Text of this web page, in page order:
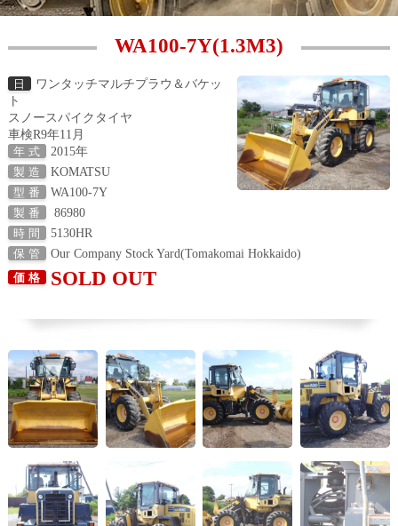
WA100-7Y(1.3M3)
日
ワンタッチマルチプラウ＆バケッ
ト
スノースパイクタイヤ
車検R9年11月
年 式 2015年
製 造 KOMATSU
型 番 WA100-7Y
製 番 86980
時 間 5130HR
保 管 Our Company Stock Yard(Tomakomai Hokkaido)
価 格 SOLD OUT